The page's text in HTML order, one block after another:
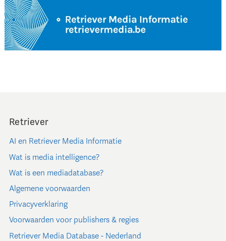
Retriever
AI en Retriever Media Informatie
Wat is media intelligence?
Wat is een mediadatabase?
Algemene voorwaarden
Privacyverklaring
Voorwaarden voor publishers & regies
Retriever Media Database - Nederland